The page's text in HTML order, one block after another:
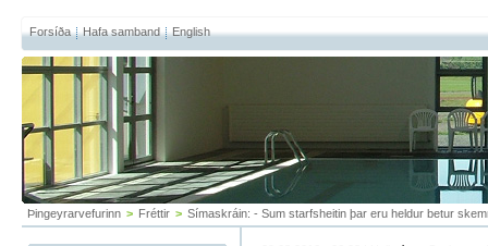
Forsíða Hafa samband English
Þingeyrarvefurinn > Fréttir > Símaskráin: - Sum starfsheitin þar eru heldur betur